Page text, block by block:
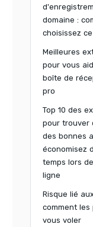
domaine :
choisissez
Meilleures
pour vous
boîte de
pro
Top 10 des
pour trouver
des bonnes
économisez
temps lors
ligne
Risque lié
comment
vous voler